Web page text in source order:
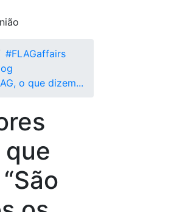
#FLAGaffairs
o que dizem...
que